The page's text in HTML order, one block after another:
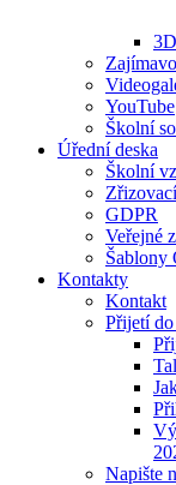
YouTube
Školní
Úřední deska
Školní
GDPR
Veřejné
Šablony
Kontakty
Kontakt
Přijetí
Napište